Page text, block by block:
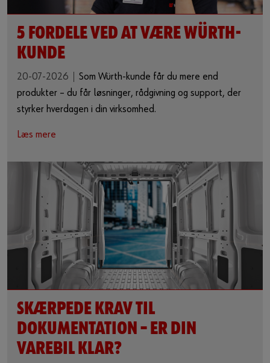
5 FORDELE VED AT VÆRE WÜRTH-
KUNDE
20-07-2026
Som Würth-kunde får du mere end
produkter – du får løsninger, rådgivning og support, der
styrker hverdagen i din virksomhed.
Læs mere
SKÆRPEDE KRAV TIL
DOKUMENTATION – ER DIN
VAREBIL KLAR?